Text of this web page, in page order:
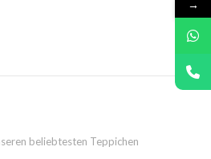
beliebtesten Teppichen
→